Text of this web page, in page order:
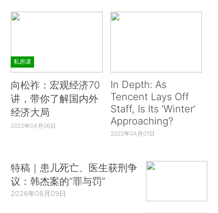
私房课
向松祚：宏观经济70
讲，带你了解国内外
经济大局
2022年04月06日
In Depth: As
Tencent Lays Off
Staff, Is Its ‘Winter’
Approaching?
2022年04月01日
特稿｜患儿死亡、医生获刑争
议：韩杰案的“罪与罚”
2026年08月09日